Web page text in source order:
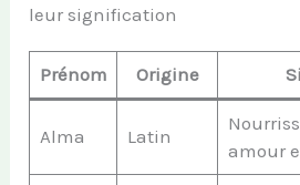
leur signification
Prénom Origine
Alma Latin
amour